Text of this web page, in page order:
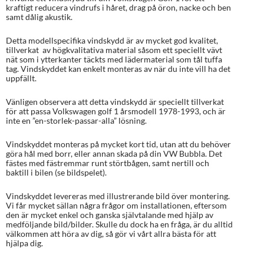
kraftigt reducera vindrufs i håret, drag på öron, nacke och ben
samt dålig akustik.
Detta modellspecifika vindskydd är av mycket god kvalitet,
tillverkat av högkvalitativa material såsom ett speciellt vävt
nät som i ytterkanter täckts med lädermaterial som tål tuffa
tag. Vindskyddet kan enkelt monteras av när du inte vill ha det
uppfällt.
Vänligen observera att detta vindskydd är speciellt tillverkat
för att passa Volkswagen golf 1 årsmodell 1978-1993, och är
inte en ”en-storlek-passar-alla” lösning.
Vindskyddet monteras på mycket kort tid, utan att du behöver
göra hål med borr, eller annan skada på din VW Bubbla. Det
fästes med fästremmar runt störtbågen, samt nertill och
baktill i bilen (se bildspelet).
Vindskyddet levereras med illustrerande bild över montering.
Vi får mycket sällan några frågor om installationen, eftersom
den är mycket enkel och ganska självtalande med hjälp av
medföljande bild/bilder. Skulle du dock ha en fråga, är du alltid
välkommen att höra av dig, så gör vi vårt allra bästa för att
hjälpa dig.